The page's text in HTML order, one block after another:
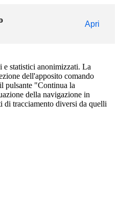
Apri
e statistici anonimizzati. La
dell'apposito comando
pulsante "Continua la
della navigazione in
di tracciamento diversi da quelli